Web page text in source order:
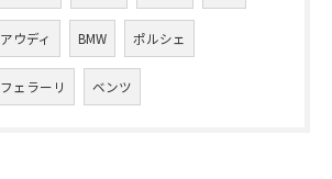
アウディ BMW ポルシェ
フェラーリ ベンツ